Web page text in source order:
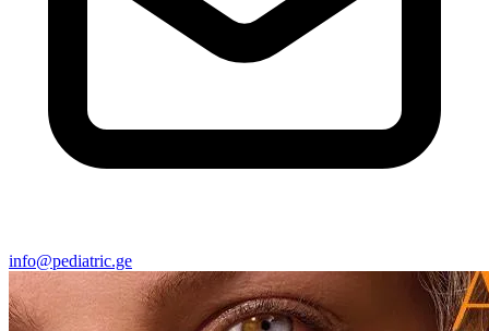
info@pediatric.ge